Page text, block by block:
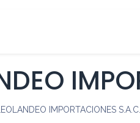
IMPORTACIONES